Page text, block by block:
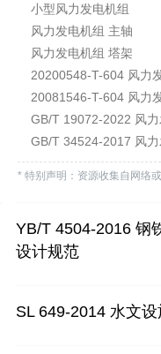
小型风力发电机组
风力发电机组 主轴
风力发电机组 塔架
20200548-T-604 风力
20081546-T-604 风力
GB/T 19072-2022 风
GB/T 34524-2017 风
* 特别声明：资源收集自网络
YB/T 4504-2016 钢
设计规范
SL 649-2014 水文